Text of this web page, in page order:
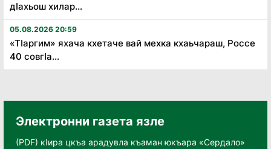
дӏахьош хилар...
05.08.2026 20:59
«Тӏаргим» яхача кхетаче вай мехка кхаьчараш, Россе
40 совгӏа...
Электронни газета язле
(PDF) кӀира цкъа арадувла къаман юкъара «Сердало»